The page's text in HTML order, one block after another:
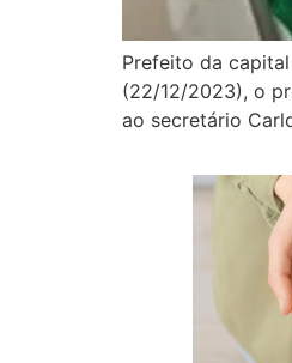
Prefeito da
(22/12/2023), o
ao secretário